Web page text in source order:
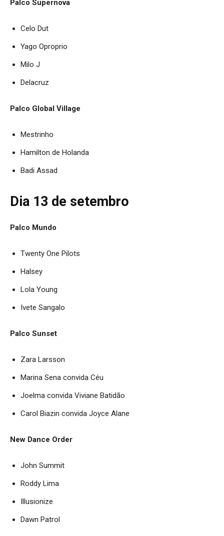
Palco Supernova
Celo Dut
Yago Oproprio
Milo J
Delacruz
Palco Global Village
Mestrinho
Hamilton de Holanda
Badi Assad
Dia 13 de setembro
Palco Mundo
Twenty One Pilots
Halsey
Lola Young
Ivete Sangalo
Palco Sunset
Zara Larsson
Marina Sena convida Céu
Joelma convida Viviane Batidão
Carol Biazin convida Joyce Alane
New Dance Order
John Summit
Roddy Lima
Illusionize
Dawn Patrol